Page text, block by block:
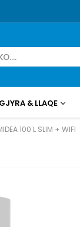
& LLAQE
100 L SLIM + WIFI